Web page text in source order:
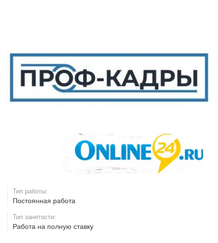
Тип работы:
Постоянная работа
Тип занятости:
Работа на полную ставку